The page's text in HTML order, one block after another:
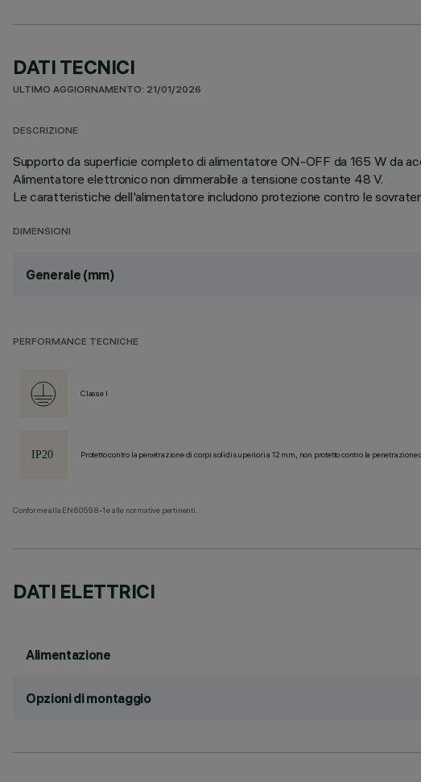
DATI TECNICI
ULTIMO AGGIORNAMENTO: 21/01/2026
DESCRIZIONE
Supporto da superficie completo di alimentatore ON-OFF da 165 W da
Alimentatore elettronico non dimmerabile a tensione costante 48 V.
Le caratteristiche dell'alimentatore includono protezione contro le
DIMENSIONI
Generale (mm)
PERFORMANCE TECNICHE
Classe I
Protetto contro la penetrazione di corpi solidi superiori a 12 mm, non protetto contro la
Conforme alla EN60598-1 e alle normative pertinenti.
DATI ELETTRICI
Alimentazione
Opzioni di montaggio